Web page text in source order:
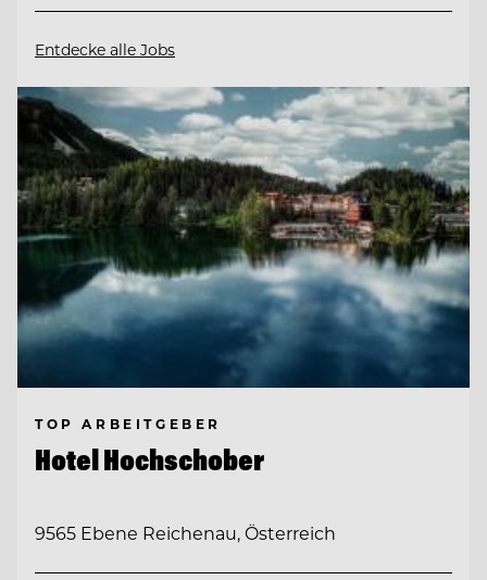
Entdecke alle Jobs
TOP ARBEITGEBER
Hotel Hochschober
9565 Ebene Reichenau, Österreich